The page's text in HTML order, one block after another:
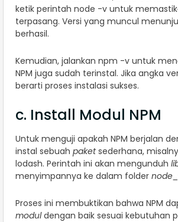
ketik perintah node -v untuk
terpasang. Versi yang muncul
berhasil.
Kemudian, jalankan npm -v untuk
NPM juga sudah terinstal. Jika angka
berarti proses instalasi sukses.
c. Install Modul NPM
Untuk menguji apakah NPM berjalan
instal sebuah paketsederhana,
lodash. Perintah ini akan mengunduh
menyimpannya ke dalam folder
Proses ini membuktikan bahwa NPM
moduldengan baik sesuai kebutuhan